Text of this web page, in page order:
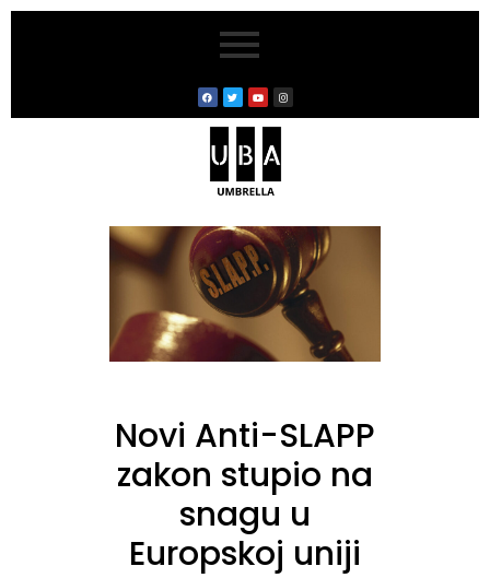
Novi Anti-SLAPP
zakon stupio na
snagu u
Europskoj uniji